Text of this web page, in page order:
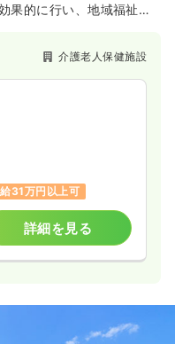
果的に行い、地域福祉の
庭的な雰囲気の中で日常
東部の緑に囲まれた抜群
名、通所定員35名の施設
ーション（デイケア）に
の実施、施設外・施設内
的知識と技術の向上、ケ
た専門スタッフによる生
動的に過ごせるよう集団
も取り入れています。
介護老人保健施設
給31万円以上可
詳細を見る